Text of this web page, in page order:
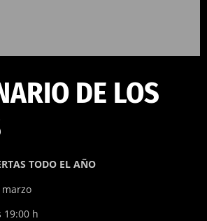
DE LOS
TODO EL AÑO
19:00 h